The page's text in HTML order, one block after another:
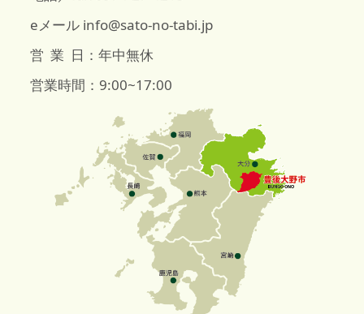
eメール info@sato-no-tabi.jp
営 業 日：年中無休
営業時間：9:00~17:00